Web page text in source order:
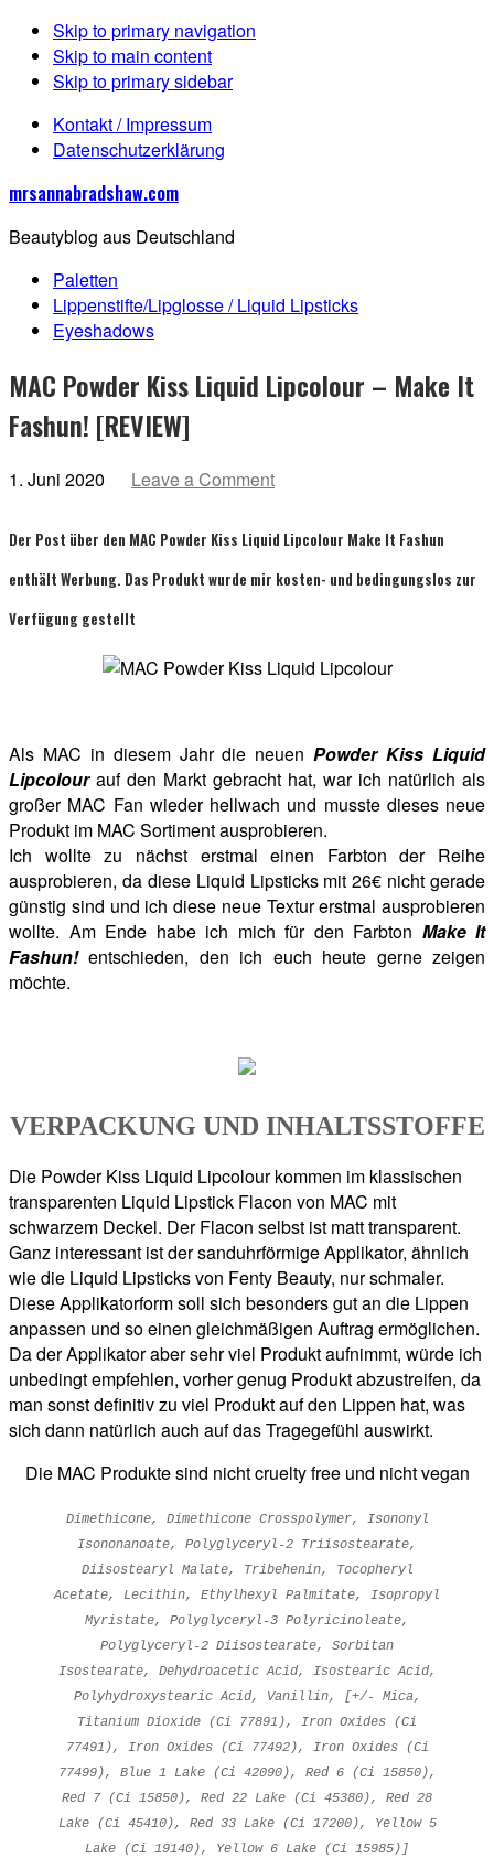
Skip to primary navigation
Skip to main content
Skip to primary sidebar
Kontakt / Impressum
Datenschutzerklärung
mrsannabradshaw.com
Beautyblog aus Deutschland
Paletten
Lippenstifte/Lipglosse / Liquid Lipsticks
Eyeshadows
MAC Powder Kiss Liquid Lipcolour – Make It
Fashun! [REVIEW]
1. Juni 2020 Leave a Comment
Der Post über den MAC Powder Kiss Liquid Lipcolour Make It Fashun
enthält Werbung. Das Produkt wurde mir kosten- und bedingungslos zur
Verfügung gestellt
Als MAC in diesem Jahr die neuenPowder Kiss Liquid
Lipcolourauf den Markt gebracht hat, war ich natürlich als
großer MAC Fan wieder hellwach und musste dieses neue
Produkt im MAC Sortiment ausprobieren.
Ich wollte zu nächst erstmal einen Farbton der Reihe
ausprobieren, da diese Liquid Lipsticks mit 26€ nicht gerade
günstig sind und ich diese neue Textur erstmal ausprobieren
wollte. Am Ende habe ich mich für den Farbton Make It
Fashun!entschieden, den ich euch heute gerne zeigen
möchte.
VERPACKUNG UND INHALTSSTOFFE
Die Powder Kiss Liquid Lipcolour kommen im klassischen
transparenten Liquid Lipstick Flacon von MAC mit
schwarzem Deckel. Der Flacon selbst ist matt transparent.
Ganz interessant ist der sanduhrförmige Applikator, ähnlich
wie die Liquid Lipsticks von Fenty Beauty, nur schmaler.
Diese Applikatorform soll sich besonders gut an die Lippen
anpassen und so einen gleichmäßigen Auftrag ermöglichen.
Da der Applikator aber sehr viel Produkt aufnimmt, würde ich
unbedingt empfehlen, vorher genug Produkt abzustreifen, da
man sonst definitiv zu viel Produkt auf den Lippen hat, was
sich dann natürlich auch auf das Tragegefühl auswirkt.
Die MAC Produkte sind nicht cruelty free und nicht vegan
Dimethicone, Dimethicone Crosspolymer, Isononyl
Isononanoate, Polyglyceryl-2 Triisostearate,
Diisostearyl Malate, Tribehenin, Tocopheryl
Acetate, Lecithin, Ethylhexyl Palmitate, Isopropyl
Myristate, Polyglyceryl-3 Polyricinoleate,
Polyglyceryl-2 Diisostearate, Sorbitan
Isostearate, Dehydroacetic Acid, Isostearic Acid,
Polyhydroxystearic Acid, Vanillin, [+/- Mica,
Titanium Dioxide (Ci 77891), Iron Oxides (Ci
77491), Iron Oxides (Ci 77492), Iron Oxides (Ci
77499), Blue 1 Lake (Ci 42090), Red 6 (Ci 15850),
Red 7 (Ci 15850), Red 22 Lake (Ci 45380), Red 28
Lake (Ci 45410), Red 33 Lake (Ci 17200), Yellow 5
Lake (Ci 19140), Yellow 6 Lake (Ci 15985)]